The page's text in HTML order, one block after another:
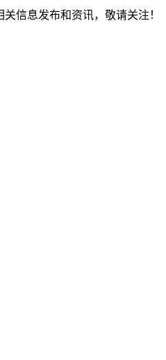
关信息发布和资讯，敬请关注！